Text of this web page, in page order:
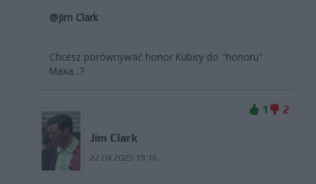
@Jim Clark
Chcesz porównywać honor Kubicy do "honoru"
Maxa...?
Jim Clark
22.04.2025 19:16
1 2